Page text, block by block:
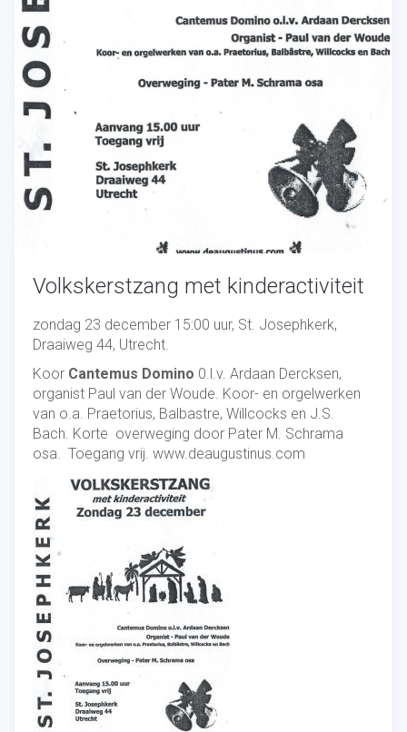
Volkskerstzang met kinderactiviteit
zondag 23 december 15:00 uur, St. Josephkerk,
Draaiweg 44, Utrecht.
Koor Cantemus Domino 0.l.v. Ardaan Dercksen,
organist Paul van der Woude. Koor- en orgelwerken
van o.a. Praetorius, Balbastre, Willcocks en J.S.
Bach. Korte overweging door Pater M. Schrama
osa. Toegang vrij. www.deaugustinus.com